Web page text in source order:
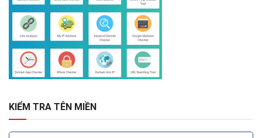
KIỂM TRA TÊN MIỀN